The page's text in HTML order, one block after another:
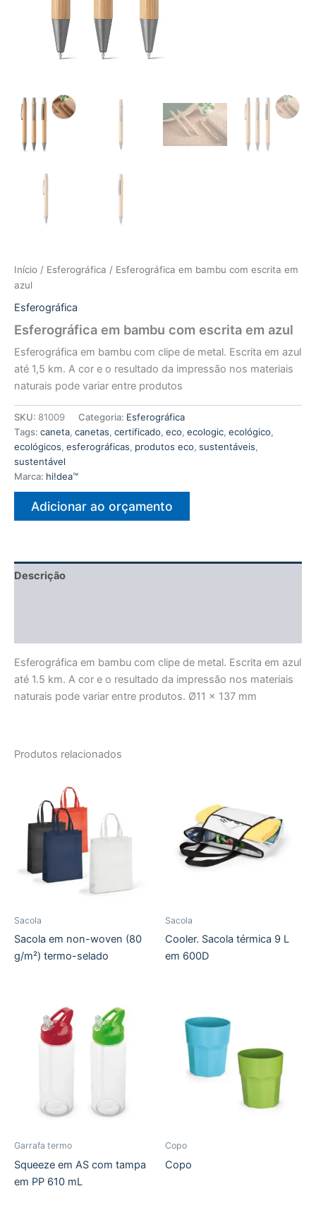
Início / Esferográfica / Esferográfica em bambu com escrita em
azul
Esferográfica
Esferográfica em bambu com escrita em azul
Esferográfica em bambu com clipe de metal. Escrita em azul
até 1,5 km. A cor e o resultado da impressão nos materiais
naturais pode variar entre produtos
SKU: 81009 Categoria: Esferográfica
Tags: caneta, canetas, certificado, eco, ecologic, ecológico,
ecológicos, esferográficas, produtos eco, sustentáveis,
sustentável
Marca: hi!dea™
Adicionar ao orçamento
Descrição
Esferográfica em bambu com clipe de metal. Escrita em azul
até 1.5 km. A cor e o resultado da impressão nos materiais
naturais pode variar entre produtos. Ø11 x 137 mm
Produtos relacionados
Sacola
Sacola em non-woven (80
g/m²) termo-selado
Sacola
Cooler. Sacola térmica 9 L
em 600D
Garrafa termo
Squeeze em AS com tampa
em PP 610 mL
Copo
Copo